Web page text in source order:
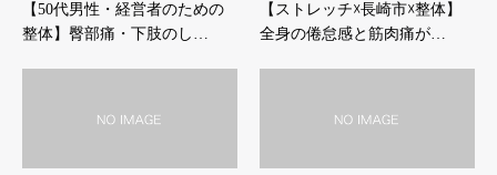
【50代男性・経営者のための
整体】臀部痛・下肢のし…
【ストレッチ☓長崎市☓整体】
全身の倦怠感と筋肉痛が…